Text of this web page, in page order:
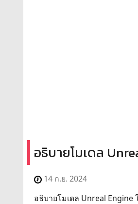
อธิบายโมเดล
14 ก.ย. 2024
อธิบายโมเดล Unreal